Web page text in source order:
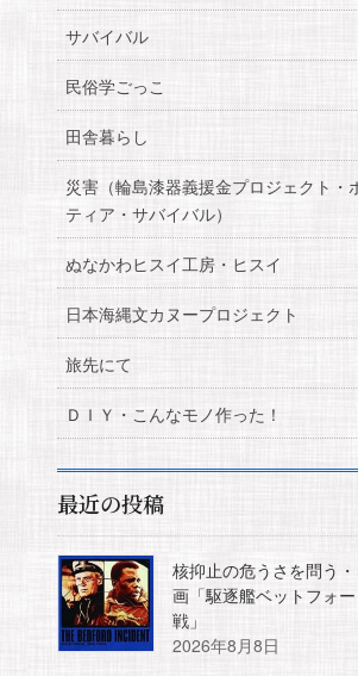
サバイバル
民俗学ごっこ
田舎暮らし
災害（輪島漆器義援金プロジェクト・
ティア・サバイバル）
ぬなかわヒスイ工房・ヒスイ
日本海縄文カヌープロジェクト
旅先にて
ＤＩＹ・こんなモノ作った！
最近の投稿
核抑止の危うさを問う
画「駆逐艦ベットフォ
戦」
2026年8月8日